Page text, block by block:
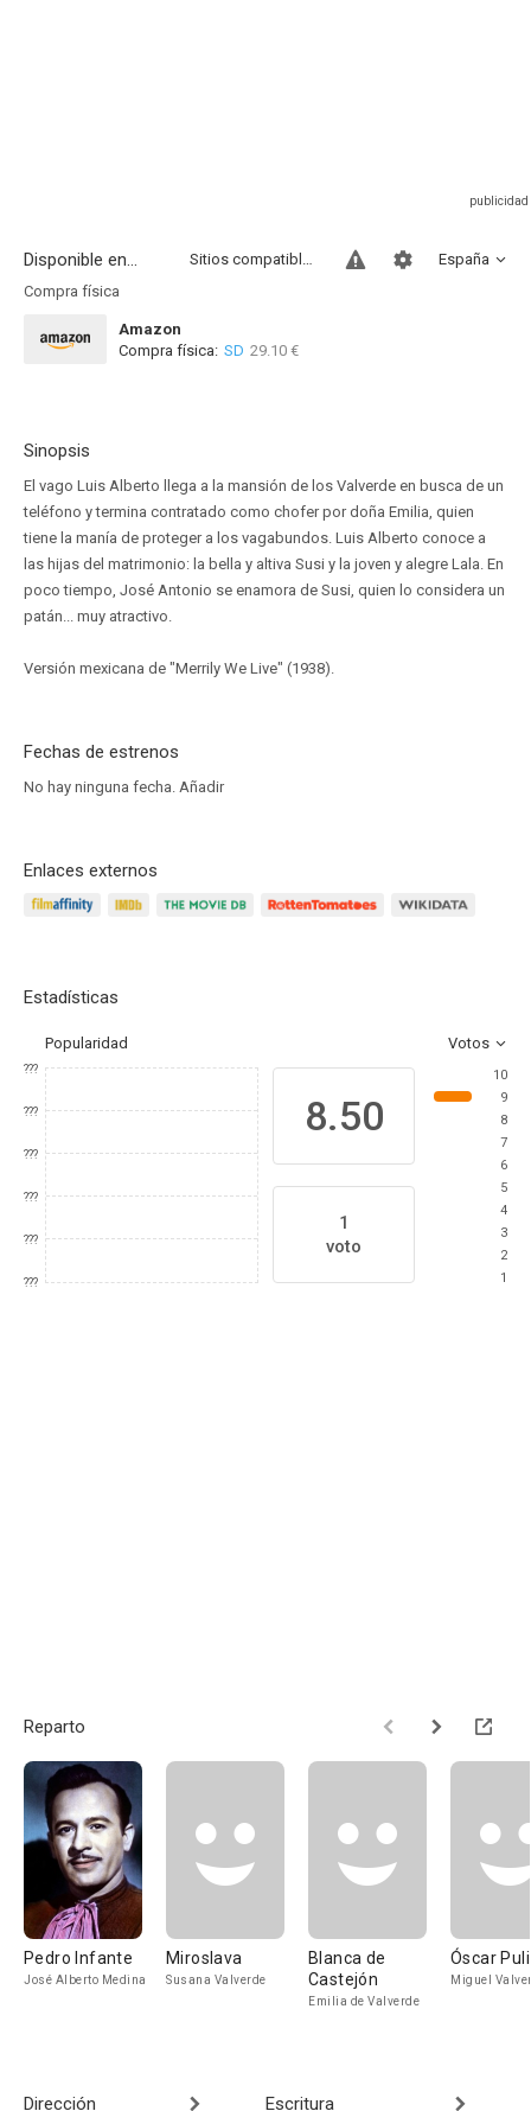
Disponible en... España
Sitios compatibles
Compra física
Amazon
Compra física: SD 29.10 €
Sinopsis
El vago Luis Alberto llega a la mansión de los Valverde en busca de un
teléfono y termina contratado como chofer por doña Emilia, quien
tiene la manía de proteger a los vagabundos. Luis Alberto conoce a
las hijas del matrimonio: la bella y altiva Susi y la joven y alegre Lala. En
poco tiempo, José Antonio se enamora de Susi, quien lo considera un
patán... muy atractivo.
Versión mexicana de "Merrily We Live" (1938).
Fechas de estrenos
No hay ninguna fecha. Añadir
Enlaces externos
Estadísticas
Popularidad Votos
???
???
???
???
???
???
8.50
1
voto
10
9
8
7
6
5
4
3
2
1
Reparto
Pedro Infante
José Alberto Medina
Miroslava
Susana Valverde
Blanca de
Castejón
Emilia de Valverde
Óscar
Miguel
Dirección Escritura